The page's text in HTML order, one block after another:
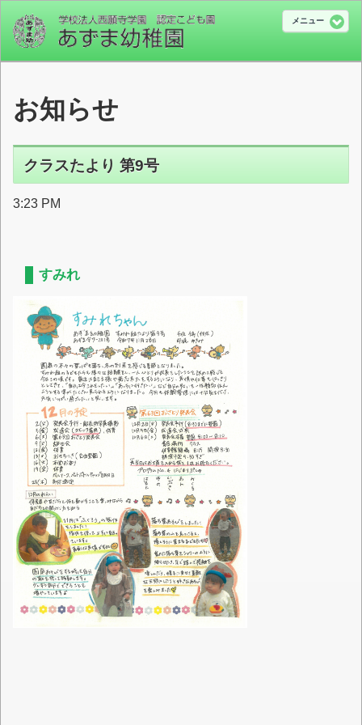
メニュー
お知らせ
クラスたより 第9号
3:23 PM
すみれ